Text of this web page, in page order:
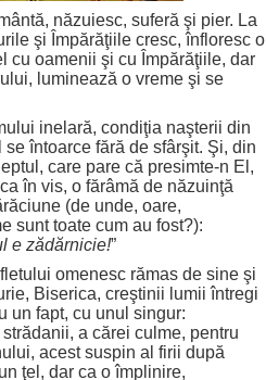
năzuiesc, suferă şi pier. La
şi Împărăţiile cresc, înfloresc o
cu oamenii şi cu Împărăţiile, dar
luminează o vreme şi se
inelară, condiţia naşterii din
întoarce fără de sfârşit. Şi, din
care pare că presimte-n El,
în vis, o fărâmă de năzuinţă
(de unde, oare,
sunt toate cum au fost?):
e zădărnicie!”
omenesc rămas de sine şi
Biserica, creştinii lumii întregi
un fapt, cu unul singur:
a cărei culme, pentru
acest suspin al firii după
ţel, dar ca o împlinire,